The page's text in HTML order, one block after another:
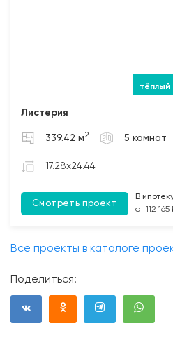
Листерия
339.42 м 2 5 комнат
17.28x24.44
Смотреть проект
В
от 112
Все проекты в каталоге
Поделиться: